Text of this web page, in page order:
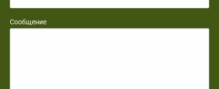
Сообщение